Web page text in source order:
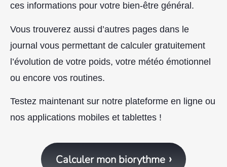
ces informations pour votre bien-être général.
Vous trouverez aussi d’autres pages dans le
journal vous permettant de calculer gratuitement
l’évolution de votre poids, votre météo émotionnel
ou encore vos routines.
Testez maintenant sur notre plateforme en ligne ou
nos applications mobiles et tablettes !
Calculer mon biorythme